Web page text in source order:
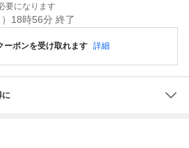
要になります
18時56分 終了
ーポンを受け取れます 詳細
に